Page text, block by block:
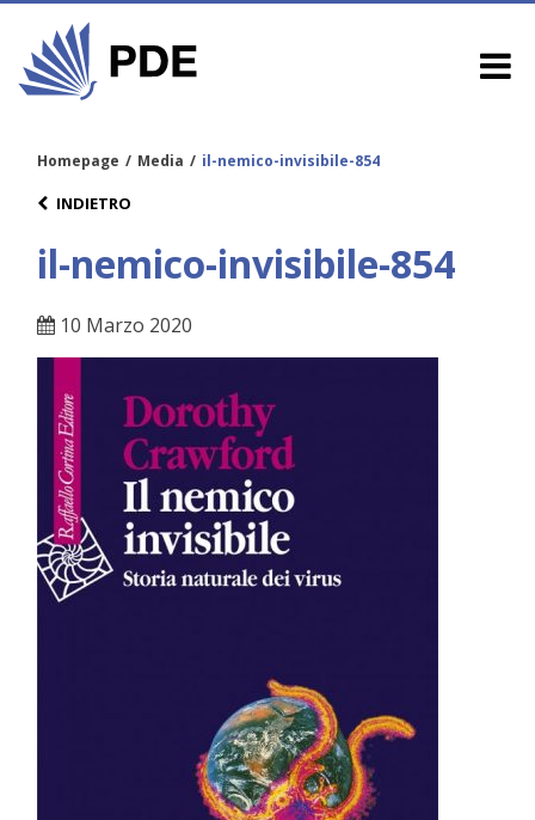
Homepage / Media / il-nemico-invisibile-854
INDIETRO
il-nemico-invisibile-854
10 Marzo 2020